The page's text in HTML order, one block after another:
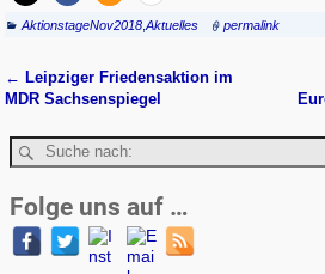
AktionstageNov2018 ,Aktuelles permalink
Artikelnavigation
← Leipziger Friedensaktion im
MDR Sachsenspiegel
Folge uns auf …